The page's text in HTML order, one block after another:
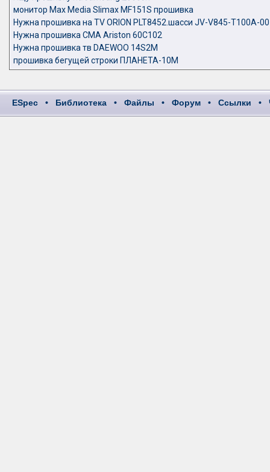
монитор Max Media Slimax MF151S прошивка
Нужна прошивка на TV ORION PLT8452.шасси JV-V845-T100A-00
Нужна прошивка СМА Ariston 60C102
Нужна прошивка тв DAEWOO 14S2M
прошивка бегущей строки ПЛАНЕТА-10М
ESpec • Библиотека • Файлы • Форум • Ссылки •